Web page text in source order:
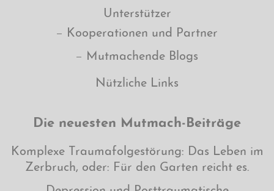
Unterstützer
Kooperationen und Partner
Mutmachende Blogs
Nützliche Links
Die neuesten Mutmach-Beiträge
Komplexe Traumafolgestörung: Das Leben im
Zerbruch, oder: Für den Garten reicht es.